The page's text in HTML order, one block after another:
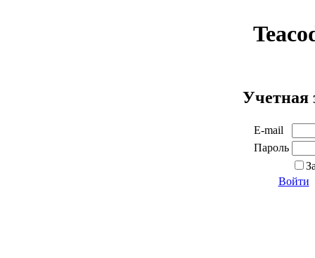
Учетная
E-mail
Пароль
Войти